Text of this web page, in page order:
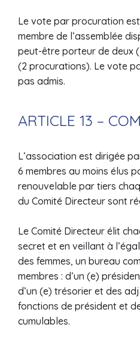
Le vote par procuration
membre de l’assemblée
peut-être porteur de deux
(2 procurations). Le vote
pas admis.
ARTICLE 13 –
L’association est dirigée
6 membres au moins élus
renouvelable par tiers
du Comité Directeur sont
Le Comité Directeur élit
secret et en veillant à
des femmes, un bureau
membres : d’un (e)
d’un (e) trésorier et des
fonctions de président et
cumulables.